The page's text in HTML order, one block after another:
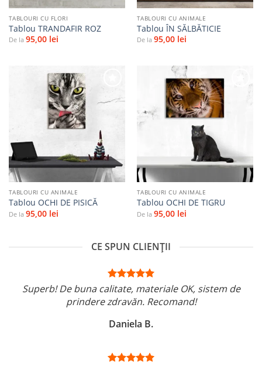
TABLOURI CU FLORI
Tablou TRANDAFIR ROZ
De la 95,00 lei
TABLOURI CU ANIMALE
Tablou ÎN SĂLBĂTICIE
De la 95,00 lei
favorite
TABLOURI CU ANIMALE
Tablou OCHI DE PISICĂ
De la 95,00 lei
Adaugă
TABLOURI CU ANIMALE
Tablou OCHI DE TIGRU
De la 95,00 lei
CE SPUN CLIENȚII
Superb! De buna calitate, materiale OK, sistem de
prindere zdravăn. Recomand!
Daniela B.